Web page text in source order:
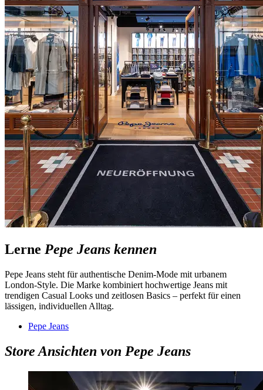
Lerne Pepe Jeans kennen
Pepe Jeans steht für authentische Denim-Mode mit urbanem
London-Style. Die Marke kombiniert hochwertige Jeans mit
trendigen Casual Looks und zeitlosen Basics – perfekt für einen
lässigen, individuellen Alltag.
Pepe Jeans
Store Ansichten von Pepe Jeans